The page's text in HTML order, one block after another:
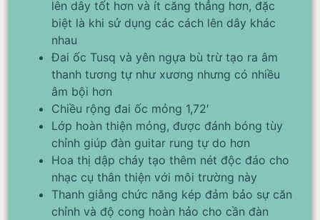
lên dây tốt hơn và ít căng thẳng hơn, đặc
biệt là khi sử dụng các cách lên dây khác
nhau
Đai ốc Tusq và yên ngựa bù trừ tạo ra âm
thanh tương tự như xương nhưng có nhiều
âm bội hơn
Chiều rộng đai ốc mỏng 1,72′
Lớp hoàn thiện mỏng, được đánh bóng tùy
chỉnh giúp đàn guitar rung tự do hơn
Hoa thị dập cháy tạo thêm nét độc đáo cho
nhạc cụ thân thiện với môi trường này
Thanh giằng chức năng kép đảm bảo sự căn
chỉnh và độ cong hoàn hảo cho cần đàn